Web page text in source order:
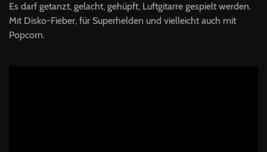
Es darf getanzt, gelacht, gehüpft, Luftgitarre gespielt werden.
Mit Disko-Fieber, für Superhelden und vielleicht auch mit
Popcorn.